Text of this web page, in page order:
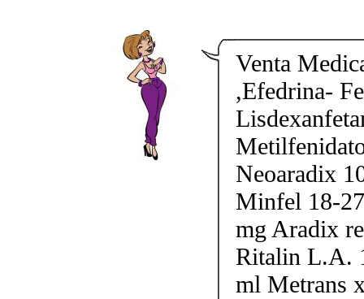
Venta
,Efedrina-
Neoaradix
Minfel 18-
mg Aradix
Ritalin L.A.
ml Metrans